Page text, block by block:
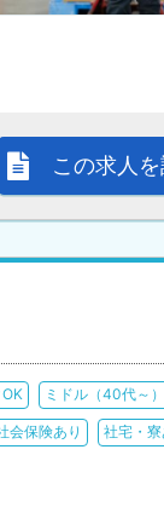
この求人
ミドル（40代～
会保険あり 社宅・寮